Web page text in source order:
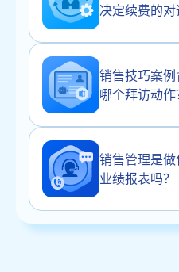
决定续费的对
销售技巧案
哪个拜访动作
销售管理是
业绩报表吗？